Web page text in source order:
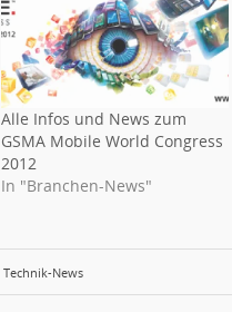
Alle Infos und News zum
GSMA Mobile World Congress
2012
In "Branchen-News"
Technik-News